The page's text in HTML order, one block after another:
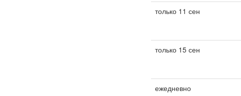
только 11 сен
только 15 сен
ежедневно